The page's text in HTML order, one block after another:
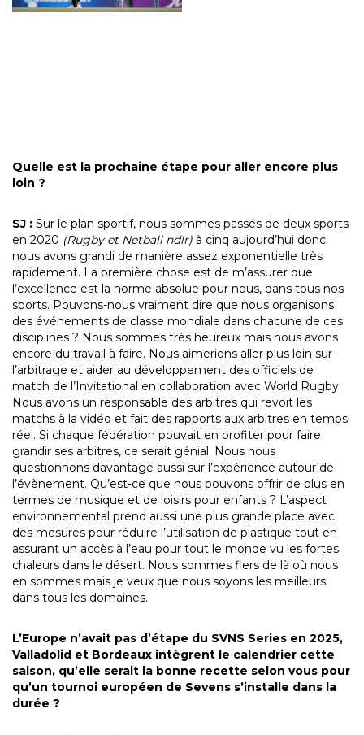
Quelle est la prochaine étape pour aller encore plus
loin ?
SJ : Sur le plan sportif, nous sommes passés de deux sports
en 2020 (Rugby et Netball ndlr) à cinq aujourd’hui donc
nous avons grandi de manière assez exponentielle très
rapidement. La première chose est de m’assurer que
l’excellence est la norme absolue pour nous, dans tous nos
sports. Pouvons-nous vraiment dire que nous organisons
des événements de classe mondiale dans chacune de ces
disciplines ? Nous sommes très heureux mais nous avons
encore du travail à faire. Nous aimerions aller plus loin sur
l’arbitrage et aider au développement des officiels de
match de l’Invitational en collaboration avec World Rugby.
Nous avons un responsable des arbitres qui revoit les
matchs à la vidéo et fait des rapports aux arbitres en temps
réel. Si chaque fédération pouvait en profiter pour faire
grandir ses arbitres, ce serait génial. Nous nous
questionnons davantage aussi sur l’expérience autour de
l’évènement. Qu’est-ce que nous pouvons offrir de plus en
termes de musique et de loisirs pour enfants ? L’aspect
environnemental prend aussi une plus grande place avec
des mesures pour réduire l’utilisation de plastique tout en
assurant un accès à l’eau pour tout le monde vu les fortes
chaleurs dans le désert. Nous sommes fiers de là où nous
en sommes mais je veux que nous soyons les meilleurs
dans tous les domaines.
L’Europe n’avait pas d’étape du SVNS Series en 2025,
Valladolid et Bordeaux intègrent le calendrier cette
saison, qu’elle serait la bonne recette selon vous pour
qu’un tournoi européen de Sevens s’installe dans la
durée ?